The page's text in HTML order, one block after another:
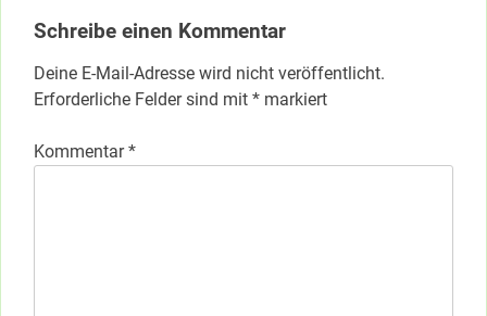
Schreibe einen Kommentar
Deine E-Mail-Adresse wird nicht veröffentlicht.
Erforderliche Felder sind mit * markiert
Kommentar*